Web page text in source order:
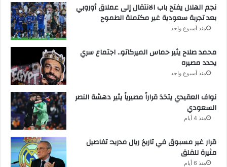
نجم الهلال يفتح باب الانتقال إلى عملاق أوروبي
بعد تجربة سعودية غير مكتملة الطموح
منذ أسبوع واحد
محمد صلاح يثير حماس الميركاتو.. اجتماع سري
يحدد مصيره
منذ أسبوع واحد
نواف العقيدي يتخذ قراراً مصيرياً يثير دهشة النصر
السعودي
منذ 4 أيام
قرار غير مسبوق في تاريخ ريال مدريد: تفاصيل
مثيرة للقلق
منذ 6 أيام